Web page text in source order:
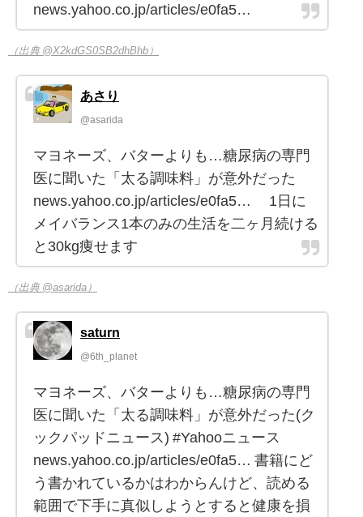
news.yahoo.co.jp/articles/e0fa5…
（出典 @X2kdGS0SB2dhBhb）
あさり
@asarida
マヨネーズ、バターよりも…糖尿病の専門
医に聞いた「太る調味料」が意外だった
news.yahoo.co.jp/articles/e0fa5… 1日に
メイバランス1本のみの生活を二ヶ月続ける
と30kg痩せます
（出典 @asarida）
saturn
@6th_planet
マヨネーズ、バターよりも…糖尿病の専門
医に聞いた「太る調味料」が意外だった(ク
ックパッドニュース) #Yahooニュース
news.yahoo.co.jp/articles/e0fa5… 書籍にど
う書かれているかはわからんけど、読める
範囲で下手に真似しようとすると健康を損